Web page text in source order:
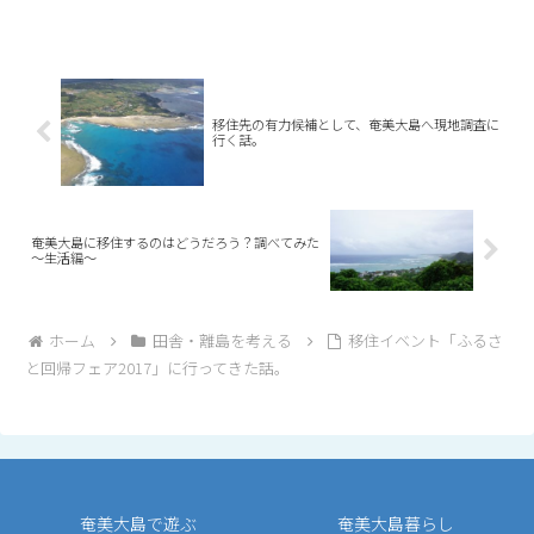
移住先の有力候補として、奄美大島へ現地調査に
行く話。
奄美大島に移住するのはどうだろう？調べてみた
～生活編～
ホーム 田舎・離島を考える
移住イベント「ふるさ
と回帰フェア2017」に行ってきた話。
奄美大島で遊ぶ 奄美大島暮らし